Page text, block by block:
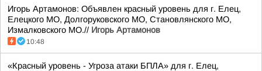
Игорь Артамонов: Объявлен красный уровень для г. Елец,
Елецкого МО, Долгоруковского МО, Становлянского МО,
Измалковского МО.// Игорь Артамонов
10:48
«Красный уровень - Угроза атаки БПЛА» для г. Елец,